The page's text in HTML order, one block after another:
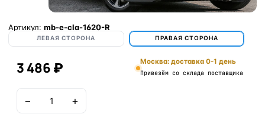
Артикул: mb-e-cla-1620-R
ЛЕВАЯ СТОРОНА ПРАВАЯ СТОРОНА
3 486 ₽ Москва: доставка 0-1 день
Привезём со склада поставщика
− +